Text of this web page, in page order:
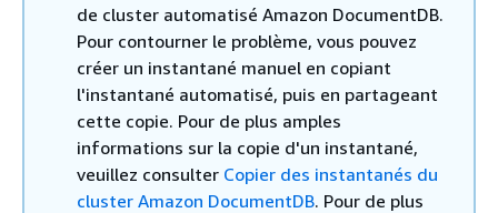
de cluster automatisé Amazon DocumentDB.
Pour contourner le problème, vous pouvez
créer un instantané manuel en copiant
l'instantané automatisé, puis en partageant
cette copie. Pour de plus amples
informations sur la copie d'un instantané,
veuillez consulter Copier des instantanés du
cluster Amazon DocumentDB. Pour de plus